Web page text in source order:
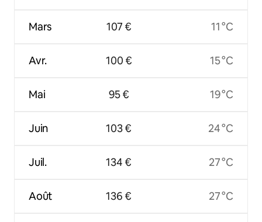
Mars
Avr.
Mai
Juin
Juil.
Août
107 €
100 €
95 €
103 €
134 €
136 €
11 °C
15 °C
19 °C
24 °C
27 °C
27 °C